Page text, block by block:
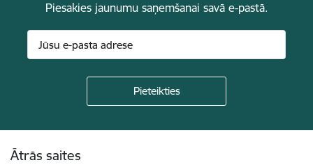
Piesakies jaunumu saņemšanai savā e-pastā.
Ātrās saites